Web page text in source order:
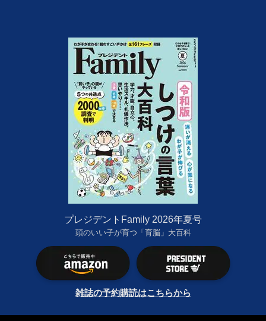
プレジデントFamily 2026年夏号
頭のいい子が育つ「育脳」大百科
雑誌の予約購読はこちらから